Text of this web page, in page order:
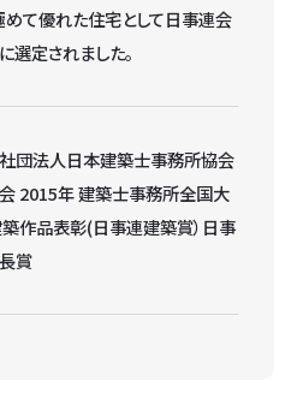
めて優れた住宅として日事連会
選定されました。
団法人日本建築士事務所協会
2015年 建築士事務所全国大
作品表彰(日事連建築賞）日事
賞